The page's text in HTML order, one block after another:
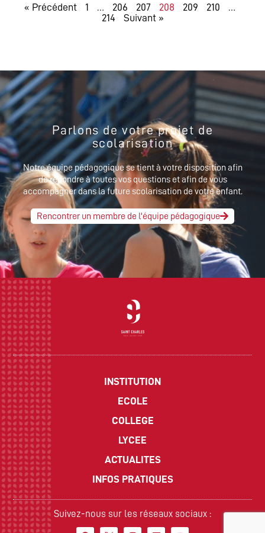
« Précédent 1 … 206 207 208 209 210
…
214
Suivant »
Parlons de votre projet de
scolarisation
Notre équipe pédagogique se tient à votre disposition afin
de répondre à toutes vos questions et afin de vous
accompagner dans la future scolarisation de votre enfant.
Rencontrer un membre de l'équipe pédagogique
INSTITUTION
ECOLE
COLLEGE
LYCEE
ACTUALITES
INFOS PRATIQUES
Suivez-nous sur les réseaux sociaux :